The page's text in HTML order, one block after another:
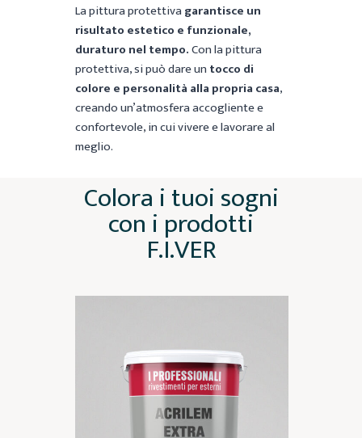
La pittura protettiva garantisce un
risultato estetico e funzionale,
duraturo nel tempo.Con la pittura
protettiva, si può dare un tocco di
colore e personalità alla propria casa,
creando un’atmosfera accogliente e
confortevole, in cui vivere e lavorare al
meglio.
Colora i tuoi sogni
con i prodotti
F.I.VER